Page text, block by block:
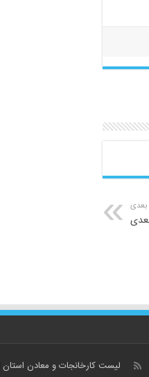
بعدی
لیست کارخانجات و معادن استان